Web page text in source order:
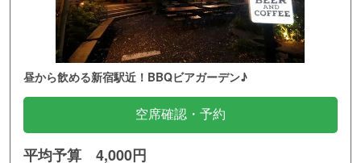
昼から飲める新宿駅近！BBQビアガーデン♪
空席確認・予約
平均予算 4,000円